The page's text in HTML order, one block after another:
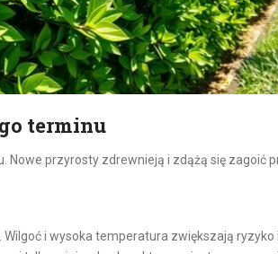
terminu
Nowe przyrosty zdrewnieją i zdążą się zagoić
i wysoka temperatura zwiększają ryzyko